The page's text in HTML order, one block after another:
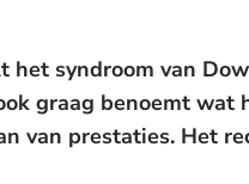
het syndroom van
graag benoemt
van prestaties. Het